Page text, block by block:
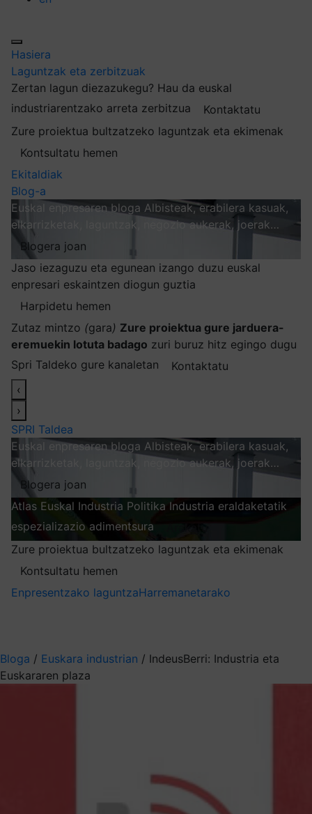
Hasiera
Laguntzak eta zerbitzuak
Zertan lagun diezazukegu? Hau da euskal
industriarentzako arreta zerbitzua
Kontaktatu
Zure proiektua bultzatzeko laguntzak eta ekimenak
Kontsultatu hemen
Ekitaldiak
Blog-a
Euskal enpresaren bloga Albisteak, erabilera kasuak,
elkarrizketak, laguntzak, negozio aukerak, joerak…
Blogera joan
Jaso iezaguzu eta egunean izango duzu euskal
enpresari eskaintzen diogun guztia
Harpidetu hemen
Zutaz mintzo (gara) Zure proiektua gure jarduera-
eremuekin lotuta badago zuri buruz hitz egingo dugu
Spri Taldeko gure kanaletan
Kontaktatu
‹
›
SPRI Taldea
Euskal enpresaren bloga Albisteak, erabilera kasuak,
elkarrizketak, laguntzak, negozio aukerak, joerak…
Blogera joan
Atlas Euskal Industria Politika Industria eraldaketatik
espezializazio adimentsura
Zure proiektua bultzatzeko laguntzak eta ekimenak
Kontsultatu hemen
Enpresentzako laguntzaHarremanetarako
Bloga / Euskara industrian / IndeusBerri: Industria eta
Euskararen plaza